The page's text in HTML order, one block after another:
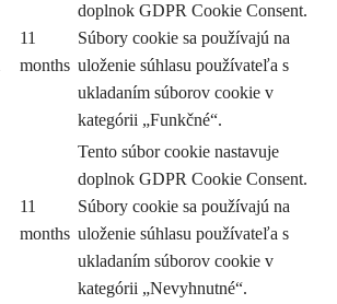
11
months
doplnok GDPR Cookie Consent.
Súbory cookie sa používajú na
uloženie súhlasu používateľa s
ukladaním súborov cookie v
kategórii „Funkčné“.
11
months
Tento súbor cookie nastavuje
doplnok GDPR Cookie Consent.
Súbory cookie sa používajú na
uloženie súhlasu používateľa s
ukladaním súborov cookie v
kategórii „Nevyhnutné“.